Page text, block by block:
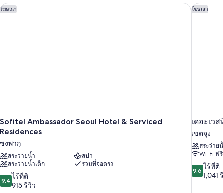
เตียง
มิ
ลี่,
โฆษณา
Sofitel Ambassador Seoul Hotel & Serviced
Residences
ซงพากุ
สระว่ายน้ำ
สปา
สระว่ายน้ำเด็ก
รวมที่จอดรถ
9.4
จาก
9.4 ไร้ที่ติ
915 รีวิว
Sofitel Ambassador Seoul Hotel & Serviced Residencesโฆษณา
เดอะเว
เขตจุง
สระว่าย
Wi-Fi ฟรี
9.6
จาก
9.6 ไร้ที่ติ
1,041
เดอะเว